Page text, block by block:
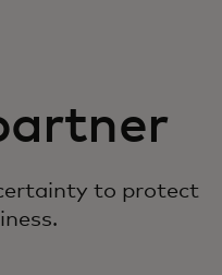
to protect